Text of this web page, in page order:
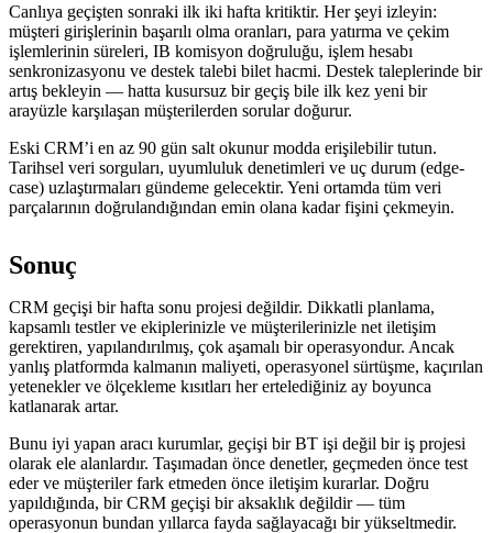
Canlıya geçişten sonraki ilk iki hafta kritiktir. Her şeyi izleyin:
müşteri girişlerinin başarılı olma oranları, para yatırma ve çekim
işlemlerinin süreleri, IB komisyon doğruluğu, işlem hesabı
senkronizasyonu ve destek talebi bilet hacmi. Destek taleplerinde bir
artış bekleyin — hatta kusursuz bir geçiş bile ilk kez yeni bir
arayüzle karşılaşan müşterilerden sorular doğurur.
Eski CRM’i en az 90 gün salt okunur modda erişilebilir tutun.
Tarihsel veri sorguları, uyumluluk denetimleri ve uç durum (edge-
case) uzlaştırmaları gündeme gelecektir. Yeni ortamda tüm veri
parçalarının doğrulandığından emin olana kadar fişini çekmeyin.
Sonuç
CRM geçişi bir hafta sonu projesi değildir. Dikkatli planlama,
kapsamlı testler ve ekiplerinizle ve müşterilerinizle net iletişim
gerektiren, yapılandırılmış, çok aşamalı bir operasyondur. Ancak
yanlış platformda kalmanın maliyeti, operasyonel sürtüşme, kaçırılan
yetenekler ve ölçekleme kısıtları her ertelediğiniz ay boyunca
katlanarak artar.
Bunu iyi yapan aracı kurumlar, geçişi bir BT işi değil bir iş projesi
olarak ele alanlardır. Taşımadan önce denetler, geçmeden önce test
eder ve müşteriler fark etmeden önce iletişim kurarlar. Doğru
yapıldığında, bir CRM geçişi bir aksaklık değildir — tüm
operasyonun bundan yıllarca fayda sağlayacağı bir yükseltmedir.